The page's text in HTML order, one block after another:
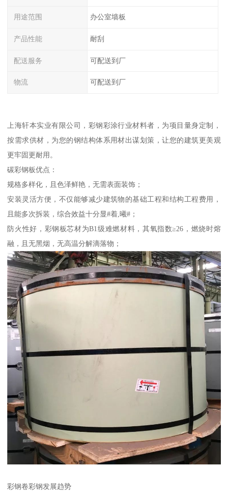
用途范围 办公室墙板
产品性能 耐刮
配送服务 可配送到厂
物流 可配送到厂
上海轩本实业有限公司，彩钢彩涂行业材料者，为项目量身定制，
按需求供材，为您的钢结构体系用材出谋划策，让您的建筑更美观
更牢固更耐用。
碳彩钢板优点：
规格多样化，且色泽鲜艳，无需表面装饰；
安装灵活方便，不仅能够减少建筑物的基础工程和结构工程费用，
且能多次拆装，综合效益十分显#着,曦#；
防火性好，彩钢板芯材为B1级难燃材料，其氧指数≥26，燃烧时熔
融，且无黑烟，无高温分解滴落物；
彩钢卷彩钢发展趋势